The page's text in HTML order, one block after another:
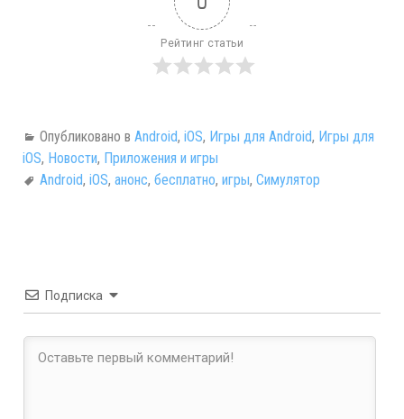
Рейтинг статьи
Опубликовано в Android, iOS, Игры для Android, Игры для
iOS, Новости, Приложения и игры
Android, iOS, анонс, бесплатно, игры, Симулятор
Подписка